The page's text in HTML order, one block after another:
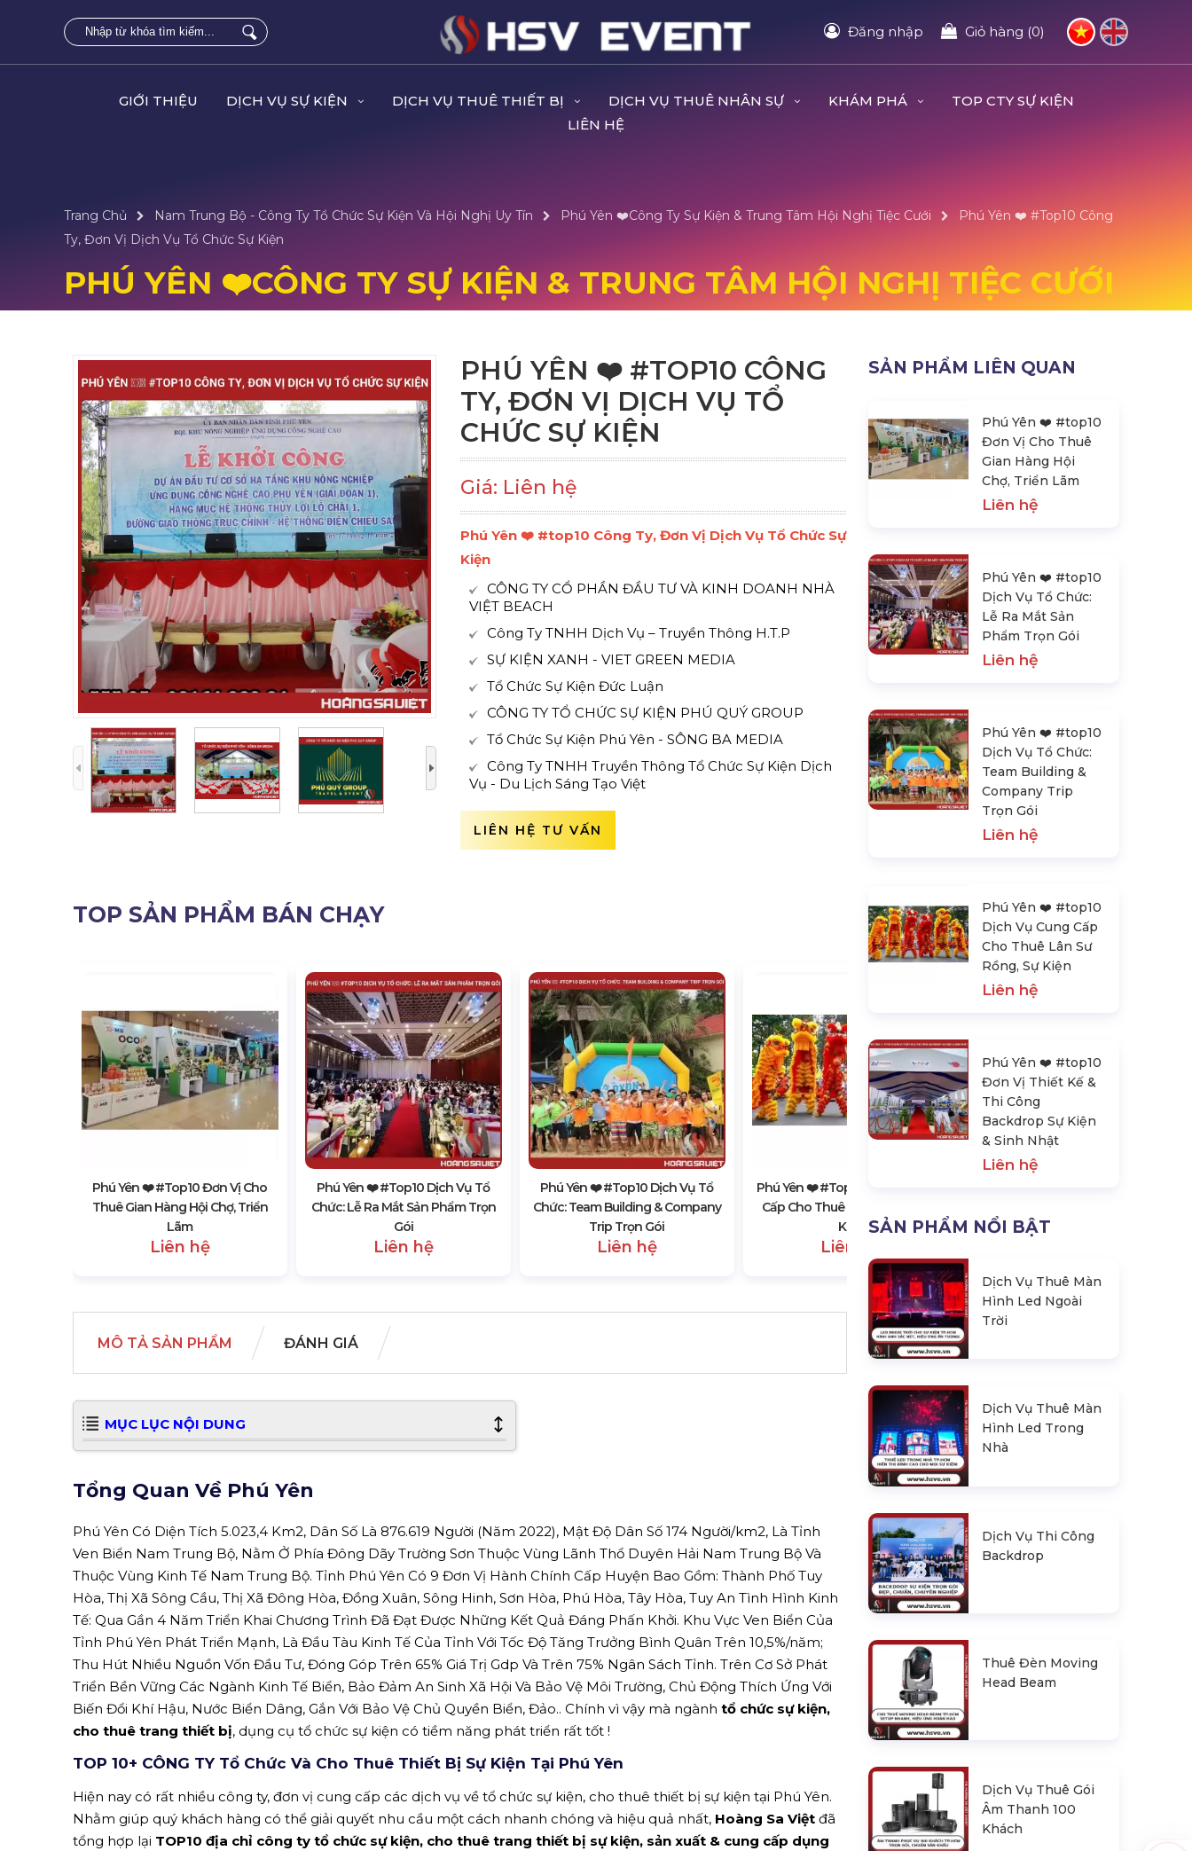
Đăng nhập Giỏ hàng (0)
GIỚI THIỆU DỊCH VỤ SỰ KIỆN DỊCH VỤ THUÊ THIẾT BỊ DỊCH VỤ THUÊ NHÂN SỰ KHÁM PHÁ
TOP CTY SỰ KIỆN
LIÊN HỆ
Trang Chủ Nam Trung Bộ - Công Ty Tổ Chức Sự Kiện Và Hội Nghị Uy Tín Phú Yên ❤️️Công Ty Sự Kiện & Trung Tâm Hội Nghị Tiệc Cưới
Phú Yên ❤️️ #top10 Công
Ty, Đơn Vị Dịch Vụ Tổ Chức Sự Kiện
PHÚ YÊN ❤️️CÔNG TY SỰ KIỆN & TRUNG TÂM HỘI NGHỊ TIỆC CƯỚI
PHÚ YÊN ❤️️ #TOP10 CÔNG
TY, ĐƠN VỊ DỊCH VỤ TỔ
CHỨC SỰ KIỆN
Giá: Liên hệ
Phú Yên ❤️️ #top10 Công Ty, Đơn Vị Dịch Vụ Tổ Chức Sự
Kiện
CÔNG TY CỔ PHẦN ĐẦU TƯ VÀ KINH DOANH NHÀ
VIỆT BEACH
Công Ty TNHH Dịch Vụ – Truyền Thông H.T.P
SỰ KIỆN XANH - VIET GREEN MEDIA
Tổ Chức Sự Kiện Đức Luận
CÔNG TY TỔ CHỨC SỰ KIỆN PHÚ QUÝ GROUP
Tổ Chức Sự Kiện Phú Yên - SÔNG BA MEDIA
Công Ty TNHH Truyền Thông Tổ Chức Sự Kiện Dịch
Vụ - Du Lịch Sáng Tạo Việt
LIÊN HỆ TƯ VẤN
TOP SẢN PHẨM BÁN CHẠY
Phú Yên ❤️️ #top10 Đơn Vị Cho
Thuê Gian Hàng Hội Chợ, Triển
Lãm
Liên hệ
Phú Yên ❤️️ #top10 Dịch Vụ Tổ
Chức: Lễ Ra Mắt Sản Phẩm Trọn
Gói
Liên hệ
Phú Yên ❤️️ #top10 Dịch Vụ Tổ
Chức: Team Building & Company
Trip Trọn Gói
Liên hệ
Phú Yên ❤️️ #top10 Dịch Vụ Cung
Cấp Cho Thuê Lân Sư Rồng, Sự
Kiện
Liên hệ
Phú Yên ❤️️ #top10 Đơn Vị Thiết
Kế & Thi Công Backdrop Sự Kiện
MÔ TẢ SẢN PHẨM ĐÁNH GIÁ
MỤC LỤC NỘI DUNG
Tổng Quan Về Phú Yên
Phú Yên Có Diện Tích 5.023,4 Km2, Dân Số Là 876.619 Người (Năm 2022), Mật Độ Dân Số 174 Người/km2, Là Tỉnh
Ven Biển Nam Trung Bộ, Nằm Ở Phía Đông Dãy Trường Sơn Thuộc Vùng Lãnh Thổ Duyên Hải Nam Trung Bộ Và
Thuộc Vùng Kinh Tế Nam Trung Bộ. Tỉnh Phú Yên Có 9 Đơn Vị Hành Chính Cấp Huyện Bao Gồm: Thành Phố Tuy
Hòa, Thị Xã Sông Cầu, Thị Xã Đông Hòa, Đồng Xuân, Sông Hinh, Sơn Hòa, Phú Hòa, Tây Hòa, Tuy An Tình Hình Kinh
Tế: Qua Gần 4 Năm Triển Khai Chương Trình Đã Đạt Được Những Kết Quả Đáng Phấn Khởi. Khu Vực Ven Biển Của
Tỉnh Phú Yên Phát Triển Mạnh, Là Đầu Tàu Kinh Tế Của Tỉnh Với Tốc Độ Tăng Trưởng Bình Quân Trên 10,5%/năm;
Thu Hút Nhiều Nguồn Vốn Đầu Tư, Đóng Góp Trên 65% Giá Trị Gdp Và Trên 75% Ngân Sách Tỉnh. Trên Cơ Sở Phát
Triển Bền Vững Các Ngành Kinh Tế Biển, Bảo Đảm An Sinh Xã Hội Và Bảo Vệ Môi Trường, Chủ Động Thích Ứng Với
Biến Đổi Khí Hậu, Nước Biển Dâng, Gắn Với Bảo Vệ Chủ Quyền Biển, Đảo.. Chính vì vậy mà ngành tổ chức sự kiện,
cho thuê trang thiết bị, dụng cụ tổ chức sự kiện có tiềm năng phát triển rất tốt !
TOP 10+ CÔNG TY Tổ Chức Và Cho Thuê Thiết Bị Sự Kiện Tại Phú Yên
Hiện nay có rất nhiều công ty, đơn vị cung cấp các dịch vụ về tổ chức sự kiện, cho thuê thiết bị sự kiện tại Phú Yên.
Nhằm giúp quý khách hàng có thể giải quyết nhu cầu một cách nhanh chóng và hiệu quả nhất, Hoàng Sa Việt đã
tổng hợp lại TOP10 địa chỉ công ty tổ chức sự kiện, cho thuê trang thiết bị sự kiện, sản xuất & cung cấp dụng
SẢN PHẨM LIÊN QUAN
Phú Yên ❤️️ #top10
Đơn Vị Cho Thuê
Gian Hàng Hội
Chợ, Triển Lãm
Liên hệ
Phú Yên ❤️️ #top10
Dịch Vụ Tổ Chức:
Lễ Ra Mắt Sản
Phẩm Trọn Gói
Liên hệ
Phú Yên ❤️️ #top10
Dịch Vụ Tổ Chức:
Team Building &
Company Trip
Trọn Gói
Liên hệ
Phú Yên ❤️️ #top10
Dịch Vụ Cung Cấp
Cho Thuê Lân Sư
Rồng, Sự Kiện
Liên hệ
Phú Yên ❤️️ #top10
Đơn Vị Thiết Kế &
Thi Công
Backdrop Sự Kiện
& Sinh Nhật
Liên hệ
SẢN PHẨM NỔI BẬT
Dịch Vụ Thuê Màn
Hình Led Ngoài
Trời
Dịch Vụ Thuê Màn
Hình Led Trong
Nhà
Dịch Vụ Thi Công
Backdrop
Thuê Đèn Moving
Head Beam
Dịch Vụ Thuê Gói
Âm Thanh 100
Khách